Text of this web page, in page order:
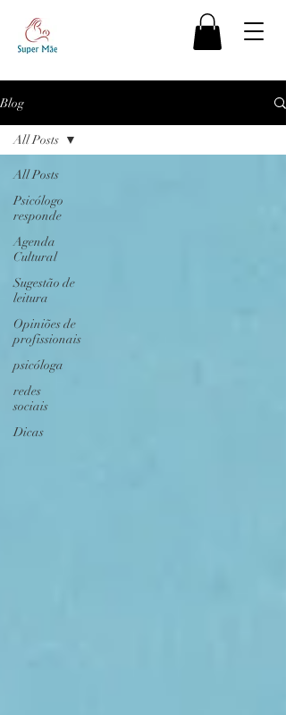
Blog
All Posts
Psicólogo
responde
Agenda
Cultural
Sugestão de
leitura
Opiniões de
profissionais
psicóloga
redes
sociais
Dicas
All Posts